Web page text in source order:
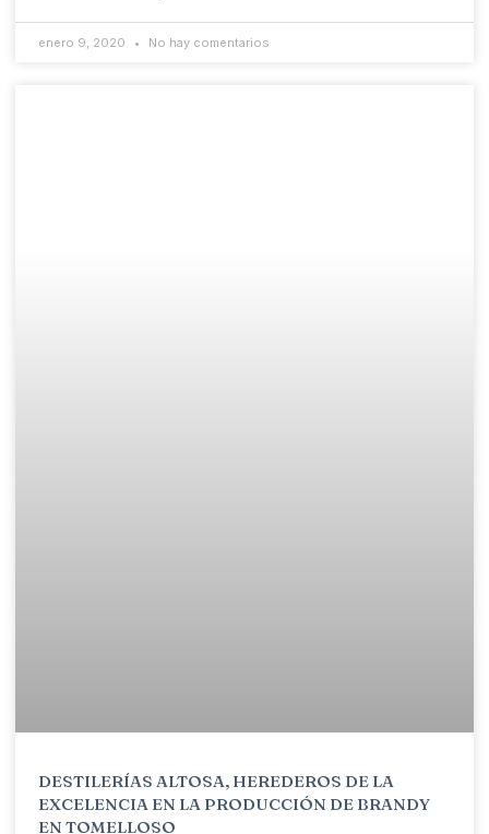
enero 9, 2020 No hay comentarios
DESTILERÍAS ALTOSA, HEREDEROS DE LA
EXCELENCIA EN LA PRODUCCIÓN DE BRANDY
EN TOMELLOSO